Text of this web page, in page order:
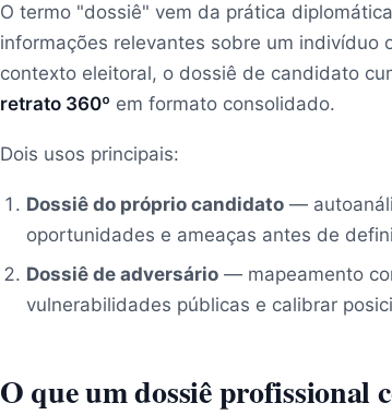
O termo "dossiê" vem da prática
informações relevantes sobre um indivíduo
contexto eleitoral, o dossiê de candidato
retrato 360º em formato consolidado.
Dois usos principais:
Dossiê do próprio candidato —
oportunidades e ameaças antes de
Dossiê de adversário — mapeamento
vulnerabilidades públicas e calibrar
O que um dossiê profissional